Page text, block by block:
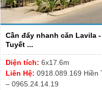
Cần đẩy nhanh căn Lavila
Tuyết ...
Diện tích: 6x17.6m
Liên Hệ: 0918.089.169 Hiền
– 0965.24.14.19